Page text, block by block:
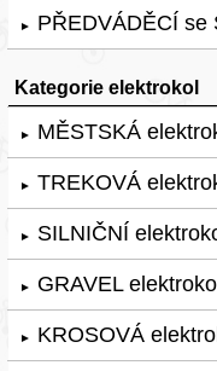
► PŘEDVÁDĚCÍ se
Kategorie elektrokol
► MĚSTSKÁ
► TREKOVÁ
► SILNIČNÍ
► GRAVEL
► KROSOVÁ